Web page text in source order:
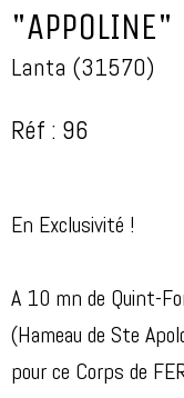
"APPOLINE"
Lanta (31570)
Réf : 96
En Exclusivité !
A 10 mn de Quint-
(Hameau de Ste
pour ce Corps de